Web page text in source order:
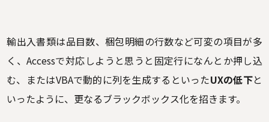
輸出入書類は品目数、梱包明細の行数など可変の項目が多
く、Accessで対応しようと思うと固定行になんとか押し込
む、またはVBAで動的に列を生成するといったUXの低下と
いったように、更なるブラックボックス化を招きます。